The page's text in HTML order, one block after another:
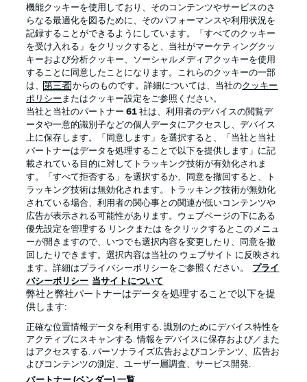
Official Partners
プライバシー・ポリシー 優先設定を管理する
利用条件 放送局
求人 選手
当サイトについて
機能クッキーを使用しており、そのコンテンツやサービスのさ
らなる最適化を図るために、そのパフォーマンスや利用状況を
記録することができるようにしています。「すべてのクッキー
を受け入れる」をクリックすると、当社がマーケティングクッ
キーおよび分析クッキー、ソーシャルメディアクッキーを使用
することに同意したことになります。これらのクッキーの一部
は、第三者 からのものです。詳細については、当社のクッキー
ポリシー またはクッキー設定をご参照ください。
当社と当社のパートナー61 社は、利用者のデバイスの閲覧デ
ータや一意的識別子などの個人データにアクセスし、デバイス
上に保存します。「同意します」を選択すると、「当社と当社
パートナーはデータを処理することで以下を提供します」に記
載されている目的に対してトラッキング技術が有効化されま
す。「すべて拒否する」を選択するか、同意を撤回すると、ト
ラッキング技術は無効化されます。トラッキング技術が無効化
されている場合、利用者の関心事との関連が低いコンテンツや
広告が表示される可能性があります。ウェブページの下にある
優先設定を管理する リンクまたは をクリックするとこのメニュ
ーが開きますので、いつでも選択内容を変更したり、同意を撤
回したりできます。選択内容は当社の ウェブサイト に反映され
ます。詳細はプライバシーポリシーをご参照ください。
プライ
バシーポリシー 当サイトについて
弊社と弊社パートナーはデータを処理することで以下を提
供します:
正確な位置情報データを利用する. 識別のためにデバイス特性を
アクティブにスキャンする. 情報をデバイスに保存および／また
はアクセスする. パーソナライズ広告およびコンテンツ、広告お
よびコンテンツの測定、ユーザー層調査、サービス開発.